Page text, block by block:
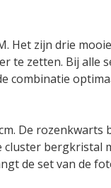
Het zijn drie
te zetten. Bij alle
combinatie
De
bergkristal
de set van de